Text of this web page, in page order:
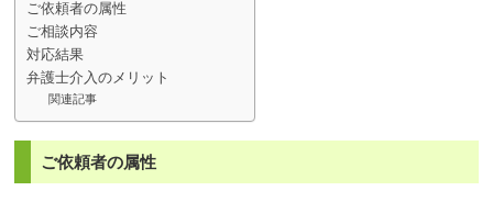
ご依頼者の属性
ご相談内容
対応結果
弁護士介入のメリット
関連記事
ご依頼者の属性